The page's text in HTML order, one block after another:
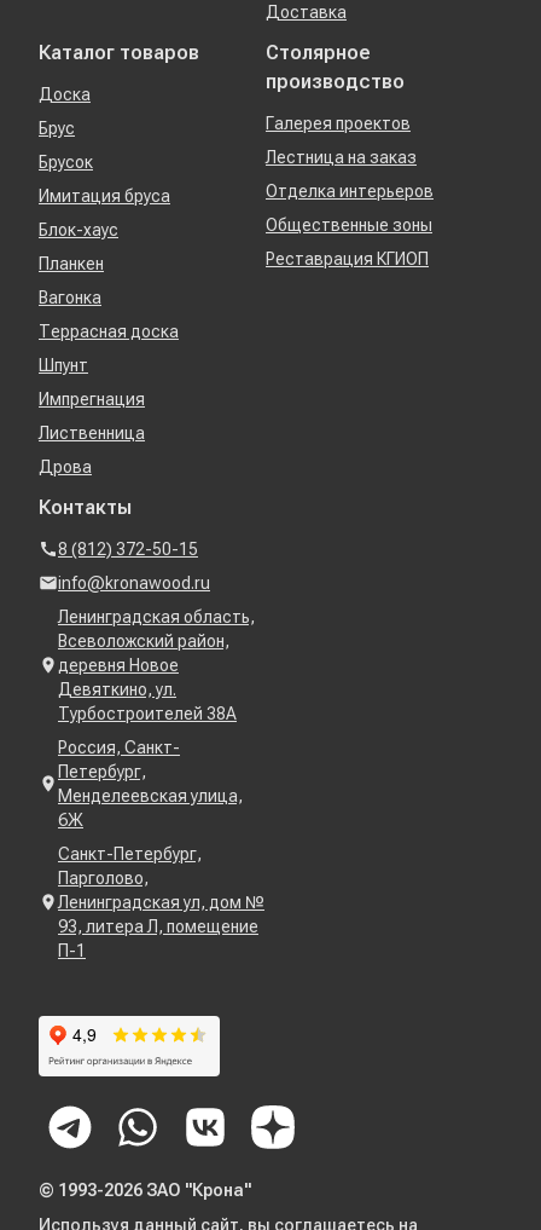
Доставка
Каталог товаров
Доска
Брус
Брусок
Имитация бруса
Блок-хаус
Планкен
Вагонка
Террасная доска
Шпунт
Импрегнация
Лиственница
Дрова
Столярное
производство
Галерея проектов
Лестница на заказ
Отделка интерьеров
Общественные зоны
Реставрация КГИОП
Контакты
8 (812) 372-50-15
info@kronawood.ru
Ленинградская область,
Всеволожский район,
деревня Новое
Девяткино, ул.
Турбостроителей 38А
Россия, Санкт-
Петербург,
Менделеевская улица,
6Ж
Санкт-Петербург,
Парголово,
Ленинградская ул, дом №
93, литера Л, помещение
П-1
© 1993-2026 ЗАО "Крона"
Используя данный сайт, вы соглашаетесь на